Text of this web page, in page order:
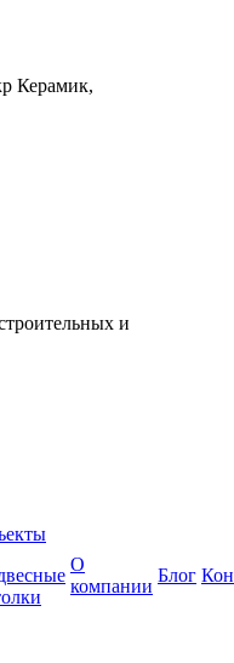
Керамик,
и
О
компании
Блог